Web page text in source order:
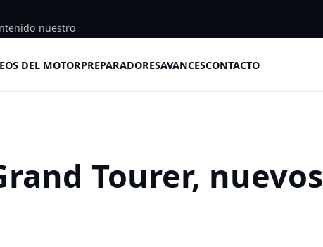
nuestro
DEL MOTORPREPARADORESAVANCESCONTACTO
Tourer, nuevos